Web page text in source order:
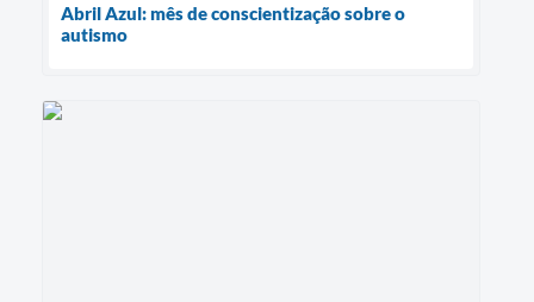
Abril Azul: mês de conscientização sobre o
autismo